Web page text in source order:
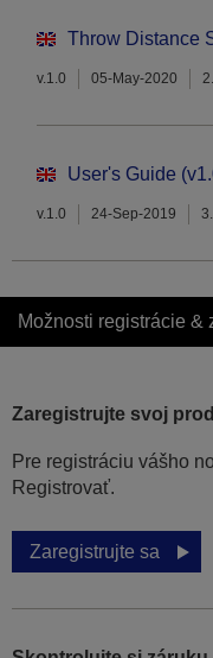
Throw Distance
v.1.0 05-May-2020
User's Guide
v.1.0 24-Sep-2019
Možnosti registrácie &
Zaregistrujte svoj
Pre registráciu vášho
Registrovať.
Zaregistrujte sa